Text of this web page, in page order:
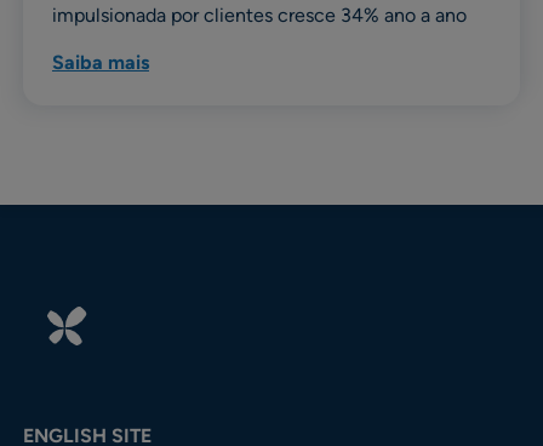
impulsionada por clientes cresce 34% ano a ano
Saiba mais
ENGLISH SITE